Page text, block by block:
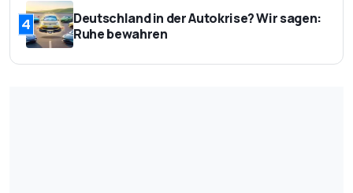
4
Deutschland in der Autokrise? Wir sagen:
Ruhe bewahren